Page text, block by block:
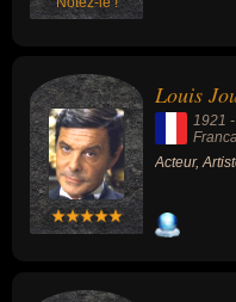
1958 à
Louis
1921 -
Acteur,